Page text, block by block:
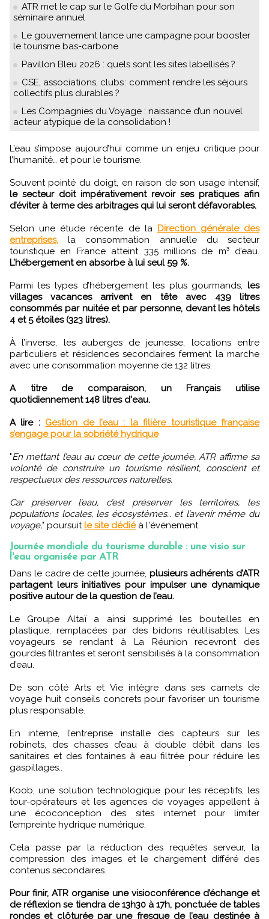
ATR met le cap sur le Golfe du Morbihan pour son
séminaire annuel
Le gouvernement lance une campagne pour booster
le tourisme bas-carbone
Pavillon Bleu 2026 : quels sont les sites labellisés ?
CSE, associations, clubs : comment rendre les séjours
collectifs plus durables ?
Les Compagnies du Voyage : naissance d’un nouvel
acteur atypique de la consolidation !
L’eau s’impose aujourd’hui comme un enjeu critique pour
l’humanité… et pour le tourisme.
Souvent pointé du doigt, en raison de son usage intensif,
le secteur doit impérativement revoir ses pratiques afin
d’éviter à terme des arbitrages qui lui seront défavorables.
Selon une étude récente de la Direction générale des
entreprises, la consommation annuelle du secteur
touristique en France atteint 335 millions de m³ d’eau.
L’hébergement en absorbe à lui seul 59 %.
Parmi les types d’hébergement les plus gourmands, les
villages vacances arrivent en tête avec 439 litres
consommés par nuitée et par personne, devant les hôtels
4 et 5 étoiles (323 litres).
À l’inverse, les auberges de jeunesse, locations entre
particuliers et résidences secondaires ferment la marche
avec une consommation moyenne de 132 litres.
A titre de comparaison, un Français utilise
quotidiennement 148 litres d'eau.
A lire : Gestion de l’eau : la filière touristique française
s’engage pour la sobriété hydrique
"En mettant l’eau au cœur de cette journée, ATR affirme sa
volonté de construire un tourisme résilient, conscient et
respectueux des ressources naturelles.
Car préserver l’eau, c’est préserver les territoires, les
populations locales, les écosystèmes… et l’avenir même du
voyage," poursuitle site dédiéà l'évènement.
Journée mondiale du tourisme durable : une visio sur
l'eau organisée par ATR
Dans le cadre de cette journée, plusieurs adhérents d’ATR
partagent leurs initiatives pour impulser une dynamique
positive autour de la question de l’eau.
Le Groupe Altaï a ainsi supprimé les bouteilles en
plastique, remplacées par des bidons réutilisables. Les
voyageurs se rendant à La Réunion recevront des
gourdes filtrantes et seront sensibilisés à la consommation
d’eau.
De son côté Arts et Vie intègre dans ses carnets de
voyage huit conseils concrets pour favoriser un tourisme
plus responsable.
En interne, l’entreprise installe des capteurs sur les
robinets, des chasses d’eau à double débit dans les
sanitaires et des fontaines à eau filtrée pour réduire les
gaspillages..
Koob, une solution technologique pour les réceptifs, les
tour-opérateurs et les agences de voyages appellent à
une écoconception des sites internet pour limiter
l’empreinte hydrique numérique.
Cela passe par la réduction des requêtes serveur, la
compression des images et le chargement différé des
contenus secondaires.
Pour finir, ATR organise une visioconférence d’échange et
de réflexion se tiendra de 13h30 à 17h, ponctuée de tables
rondes et clôturée par une fresque de l’eau destinée à